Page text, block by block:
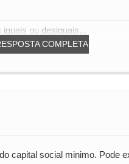
COMPLETA
ou desiguais...
capital social minimo. Pode